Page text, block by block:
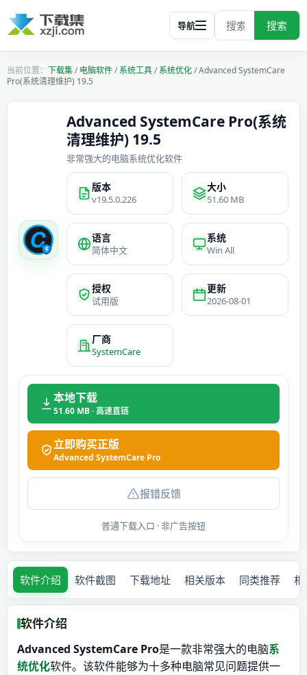
搜索
导航
下载集/电脑软件/系统工具/系统优化/Advanced SystemCare
Pro(系统清理维护) 19.5
Advanced SystemCare Pro(系统
清理维护) 19.5
非常强大的电脑系统优化软件
版本
v19.5.0.226
大小
51.60 MB
语言
简体中文
系统
Win All
授权
试用版
更新
2026-08-01
厂商
SystemCare
本地下载
51.60 MB · 高速直链
立即购买正版
Advanced SystemCare Pro
报错反馈
普通下载入口 · 非广告按钮
软件介绍 软件截图 下载地址 相关版本 同类推荐 相
软件介绍
Advanced SystemCare Pro是一款非常强大的电脑系
统优化软件。该软件能够为十多种电脑常见问题提供一